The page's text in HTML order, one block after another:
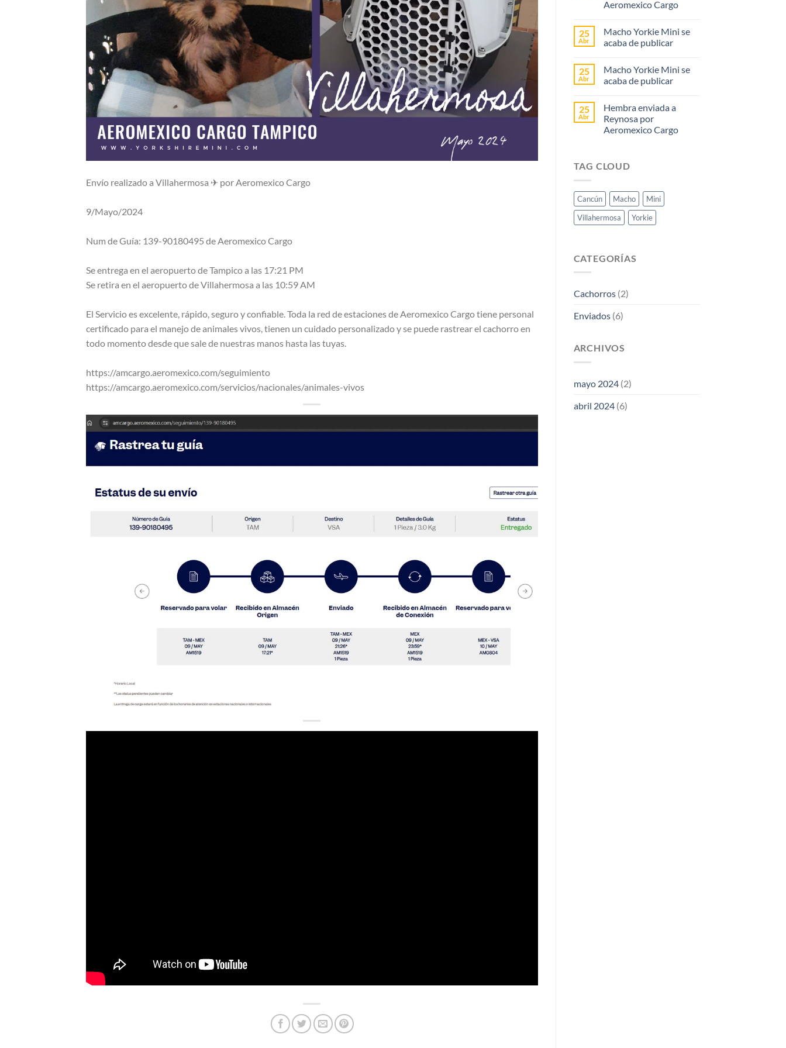
Envío realizado a Villahermosa ✈ por Aeromexico Cargo
9/Mayo/2024
Num de Guía: 139-90180495 de Aeromexico Cargo
Se entrega en el aeropuerto de Tampico a las 17:21 PM
Se retira en el aeropuerto de Villahermosa a las 10:59 AM
El Servicio es excelente, rápido, seguro y confiable. Toda la red de estaciones de Aeromexico Cargo tiene personal
certificado para el manejo de animales vivos, tienen un cuidado personalizado y se puede rastrear el cachorro en
todo momento desde que sale de nuestras manos hasta las tuyas.
https://amcargo.aeromexico.com/seguimiento
https://amcargo.aeromexico.com/servicios/nacionales/animales-vivos
Aeromexico Cargo
25
Abr
Macho Yorkie Mini se
acaba de publicar
25
Abr
Macho Yorkie Mini se
acaba de publicar
25
Abr
Hembra enviada a
Reynosa por
Aeromexico Cargo
TAG CLOUD
Cancún Macho
Mini
Villahermosa
Yorkie
CATEGORÍAS
Cachorros(2)
Enviados(6)
ARCHIVOS
mayo 2024(2)
abril 2024(6)